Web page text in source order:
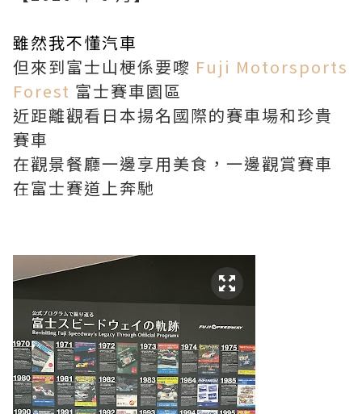
雖然我不懂汽車
但來到富士山梗係要嚟 Fuji Motorsports
Forest 富士賽車園區
近距離觀看日本揚名國際的賽車場和珍貴
賽車
在觀景餐廳一邊享用美食，一邊觀賞賽車
在富士賽道上奔馳